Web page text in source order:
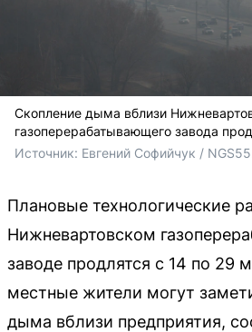
Скопление дыма вблизи
газоперерабатывающего завода
Источник: Евгений Софийчук /
Плановые технологические
Нижневартовском
заводе продлятся с 14 по 29
местные жители могут
дыма вблизи предприятия,